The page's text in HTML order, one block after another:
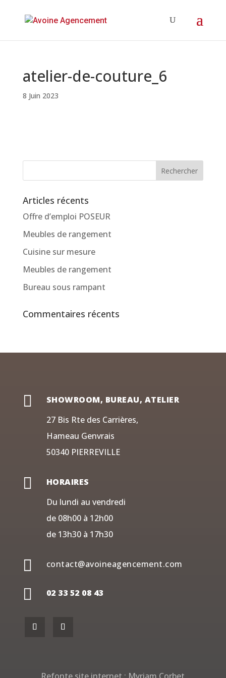
atelier-de-couture_6
8 Juin 2023
Articles récents
Offre d’emploi POSEUR
Meubles de rangement
Cuisine sur mesure
Meubles de rangement
Bureau sous rampant
Commentaires récents

SHOWROOM, BUREAU, ATELIER
27 Bis Rte des Carrières,
Hameau Genvrais
50340 PIERREVILLE

HORAIRES
Du lundi au vendredi
de 08h00 à 12h00
de 13h30 à 17h30
 contact@avoineagencement.com
 02 33 52 08 43